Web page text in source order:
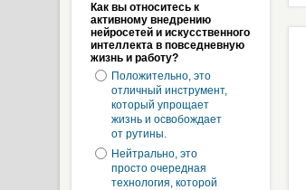
Как вы относитесь к
активному внедрению
нейросетей и искусственного
интеллекта в повседневную
жизнь и работу?
Положительно, это
отличный инструмент,
который упрощает
жизнь и освобождает
от рутины.
Нейтрально, это
просто очередная
технология, которой